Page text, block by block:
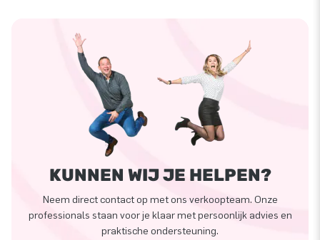
KUNNEN WIJ JE HELPEN?
Neem direct contact op met ons verkoopteam. Onze
professionals staan voor je klaar met persoonlijk advies en
praktische ondersteuning.